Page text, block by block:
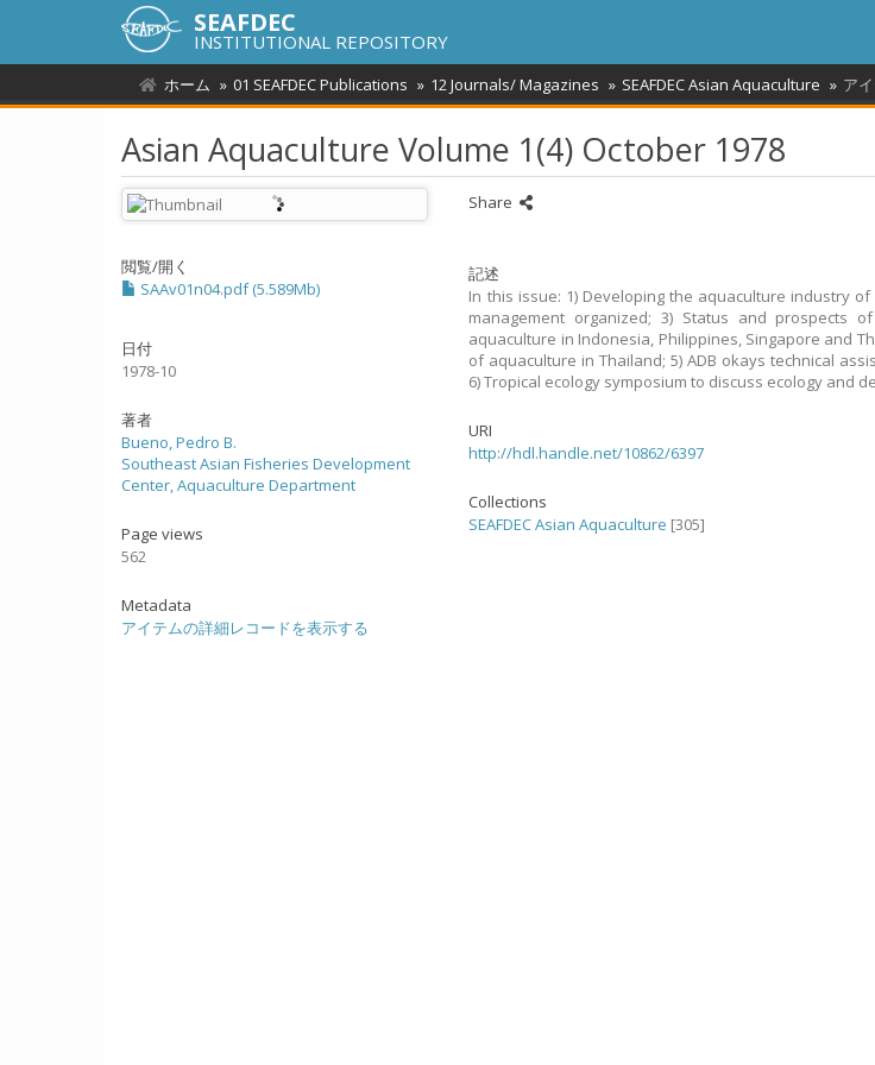
SEAFDEC
INSTITUTIONAL REPOSITORY
ホーム 01 SEAFDEC Publications 12 Journals/ Magazines SEAFDEC Asian Aquaculture ア
Asian Aquaculture Volume 1(4) October 1978
閲覧/開く
SAAv01n04.pdf (5.589Mb)
日付
1978-10
著者
Bueno, Pedro B.
Southeast Asian Fisheries Development
Center, Aquaculture Department
Page views
562
Metadata
アイテムの詳細レコードを表示する
Share
記述
In this issue: 1) Developing the aquaculture industry
management organized; 3) Status and prospects
aquaculture in Indonesia, Philippines, Singapore and
of aquaculture in Thailand; 5) ADB okays technical
6) Tropical ecology symposium to discuss ecology and
URI
http://hdl.handle.net/10862/6397
Collections
SEAFDEC Asian Aquaculture [305]